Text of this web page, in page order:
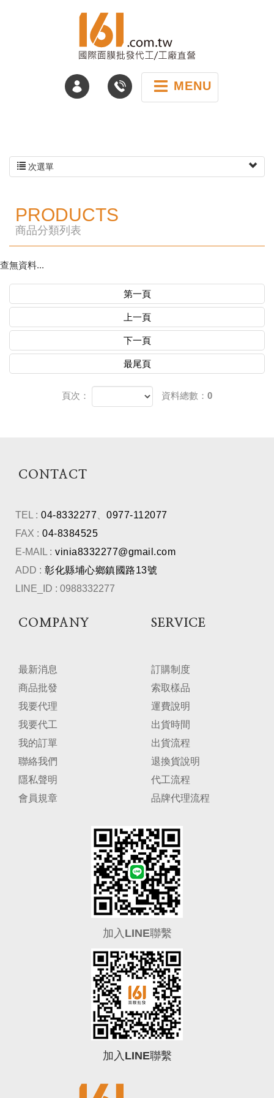
MENU
次選單
PRODUCTS
商品分類列表
查無資料...
第一頁
上一頁
下一頁
最尾頁
頁次： 資料總數：0
CONTACT
TEL : 04-8332277
0977-112077
FAX : 04-8384525
E-MAIL : vinia8332277@gmail.com
ADD : 彰化縣埔心鄉鎮國路13號
LINE_ID : 0988332277
COMPANY
最新消息
商品批發
我要代理
我要代工
我的訂單
聯絡我們
隱私聲明
會員規章
SERVICE
訂購制度
索取樣品
運費說明
出貨時間
出貨流程
退換貨說明
代工流程
品牌代理流程
加入LINE聯繫
加入LINE聯繫